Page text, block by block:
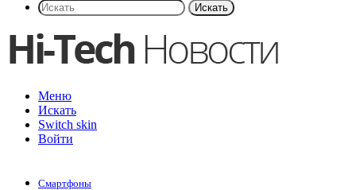
Искать
Меню
Искать
Switch skin
Войти
Смартфоны